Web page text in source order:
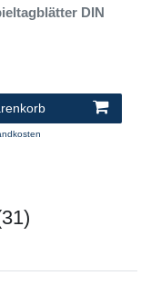
DIN